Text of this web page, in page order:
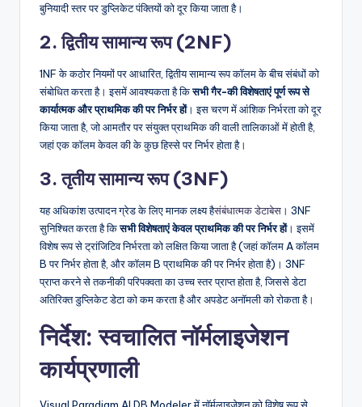
बुनियादी स्तर पर डुप्लिकेट पंक्तियों को दूर किया जाता है।
2. द्वितीय सामान्य रूप (2NF)
1NF के कठोर नियमों पर आधारित, द्वितीय सामान्य रूप कॉलम के बीच संबंधों को
संबोधित करता है। इसमें आवश्यकता है किसभी गैर-की विशेषताएं पूर्ण रूप से
कार्यात्मक और प्राथमिक की पर निर्भर हों। इस चरण में आंशिक निर्भरता को दूर
किया जाता है, जो आमतौर पर संयुक्त प्राथमिक की वाली तालिकाओं में होती है,
जहां एक कॉलम केवल की के कुछ हिस्से पर निर्भर होता है।
3. तृतीय सामान्य रूप (3NF)
यह अधिकांश उत्पादन ग्रेड के लिए मानक लक्ष्य हैसंबंधात्मक डेटाबेस । 3NF
सुनिश्चित करता है किसभी विशेषताएं केवल प्राथमिक की पर निर्भर हों। इसमें
विशेष रूप से ट्रांजिटिव निर्भरता को लक्षित किया जाता है (जहां कॉलम A कॉलम
B पर निर्भर होता है, और कॉलम B प्राथमिक की पर निर्भर होता है)। 3NF
प्राप्त करने से तकनीकी परिपक्वता का उच्च स्तर प्राप्त होता है, जिससे डेटा
अतिरिक्त डुप्लिकेट डेटा को कम करता है और अपडेट अनॉमली को रोकता है।
निर्देश: स्वचालित नॉर्मलाइजेशन
कार्यप्रणाली